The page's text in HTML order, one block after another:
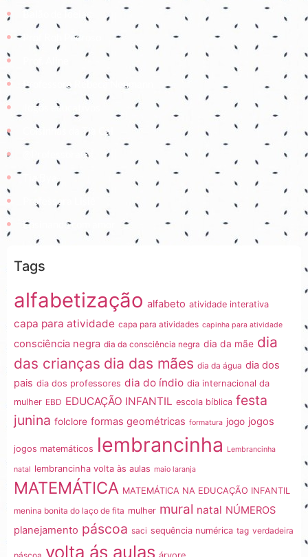
Balão de Ideias
Prof Roh Pedroso
Professora Rebeca Neumann
Jogos educativos
Coisinhas da Tia Cal
@ProfessoraGii
Professora Lisiê
Ensinando com amor
Tags
alfabetização alfabeto atividade interativa
capa para atividade capa para atividades capinha para atividade
consciência negra dia da consciência negra dia da mãe dia
das crianças dia das mães dia da água dia dos
pais dia dos professores dia do índio dia internacional da
mulher EBD EDUCAÇÃO INFANTIL escola bíblica festa
junina folclore formas geométricas formatura jogo jogos
jogos matemáticos lembrancinha Lembrancinha
natal lembrancinha volta às aulas maio laranja
MATEMÁTICA MATEMÁTICA NA EDUCAÇÃO INFANTIL
menina bonita do laço de fita mulher mural natal NÚMEROS
planejamento páscoa saci sequência numérica tag verdadeira
páscoa volta ás aulas árvore